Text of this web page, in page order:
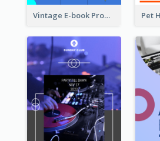
Vintage E-book Promote Instagram Story Design